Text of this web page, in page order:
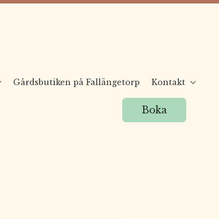
Gårdsbutiken på Fallängetorp Kontakt
Boka